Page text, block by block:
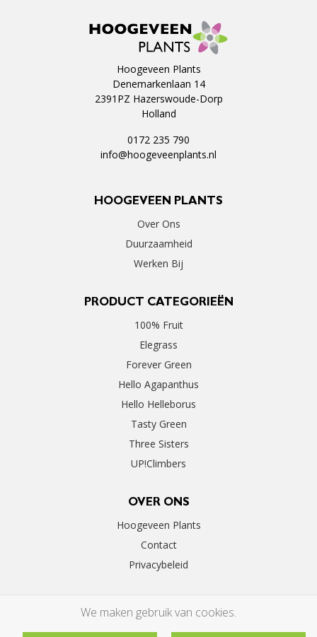
Hoogeveen Plants
Denemarkenlaan 14
2391PZ Hazerswoude-Dorp
Holland
0172 235 790
info@hoogeveenplants.nl
HOOGEVEEN PLANTS
Over Ons
Duurzaamheid
Werken Bij
PRODUCT CATEGORIEËN
100% Fruit
Elegrass
Forever Green
Hello Agapanthus
Hello Helleborus
Tasty Green
Three Sisters
UP!Climbers
OVER ONS
Hoogeveen Plants
Contact
Privacybeleid
We maken gebruik van cookies.